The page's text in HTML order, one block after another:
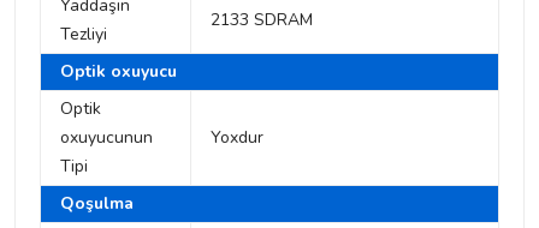
Yaddaşın
Tezliyi
2133 SDRAM
Optik oxuyucu
Optik
oxuyucunun
Tipi
Yoxdur
Qoşulma